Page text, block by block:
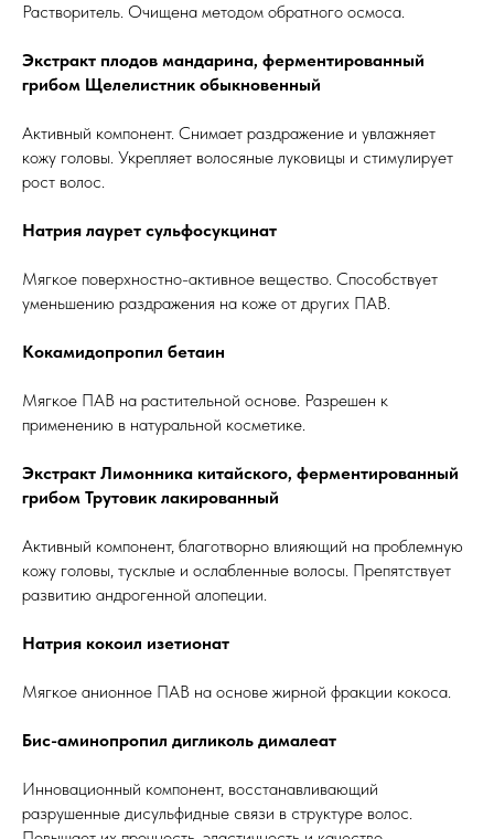
Растворитель. Очищена методом обратного осмоса.
Экстракт плодов мандарина, ферментированный
грибом Щелелистник обыкновенный
Активный компонент. Снимает раздражение и увлажняет
кожу головы. Укрепляет волосяные луковицы и стимулирует
рост волос.
Натрия лаурет сульфосукцинат
Мягкое поверхностно-активное вещество. Способствует
уменьшению раздражения на коже от других ПАВ.
Кокамидопропил бетаин
Мягкое ПАВ на растительной основе. Разрешен к
применению в натуральной косметике.
Экстракт Лимонника китайского, ферментированный
грибом Трутовик лакированный
Активный компонент, благотворно влияющий на проблемную
кожу головы, тусклые и ослабленные волосы. Препятствует
развитию андрогенной алопеции.
Натрия кокоил изетионат
Мягкое анионное ПАВ на основе жирной фракции кокоса.
Бис-аминопропил дигликоль дималеат
Инновационный компонент, восстанавливающий
разрушенные дисульфидные связи в структуре волос.